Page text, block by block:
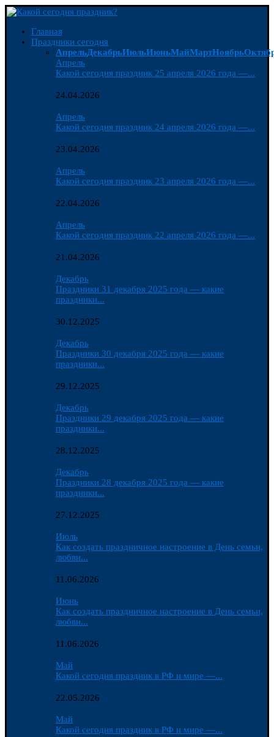
Главная
Праздники сегодня
АпрельДекабрьИюльИюньМайМартНоябрь
Апрель
Какой сегодня праздник 25 апреля 2026 года —...
24.04.2026
Апрель
Какой сегодня праздник 24 апреля 2026 года —...
23.04.2026
Апрель
Какой сегодня праздник 23 апреля 2026 года —...
22.04.2026
Апрель
Какой сегодня праздник 22 апреля 2026 года —...
21.04.2026
Декабрь
Праздники 31 декабря 2025 года — какие
праздники...
30.12.2025
Декабрь
Праздники 30 декабря 2025 года — какие
праздники...
29.12.2025
Декабрь
Праздники 29 декабря 2025 года — какие
праздники...
28.12.2025
Декабрь
Праздники 28 декабря 2025 года — какие
праздники...
27.12.2025
Июль
Как создать праздничное настроение в День семьи,
любви...
11.06.2026
Июнь
Как создать праздничное настроение в День семьи,
любви...
11.06.2026
Май
Какой сегодня праздник в РФ и мире —...
22.05.2026
Май
Какой сегодня праздник в РФ и мире —...